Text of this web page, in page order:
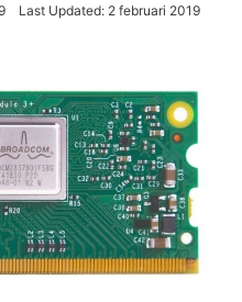
Last Updated: 2 februari 2019